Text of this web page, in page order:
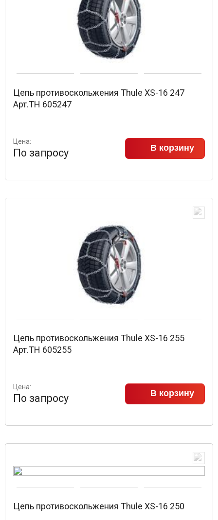
Цепь противоскольжения Thule XS-16 247
Арт.TH 605247
Цена:
По запросу В корзину
Цепь противоскольжения Thule XS-16 255
Арт.TH 605255
Цена:
По запросу В корзину
Цепь противоскольжения Thule XS-16 250